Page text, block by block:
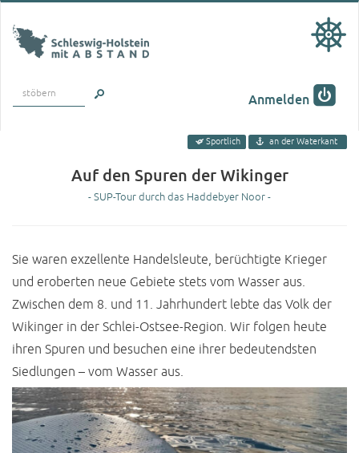
Anmelden
Sportlich an der Waterkant
Auf den Spuren der Wikinger
- SUP-Tour durch das Haddebyer Noor -
Sie waren exzellente Handelsleute, berüchtigte Krieger
und eroberten neue Gebiete stets vom Wasser aus.
Zwischen dem 8. und 11. Jahrhundert lebte das Volk der
Wikinger in der Schlei-Ostsee-Region. Wir folgen heute
ihren Spuren und besuchen eine ihrer bedeutendsten
Siedlungen – vom Wasser aus.